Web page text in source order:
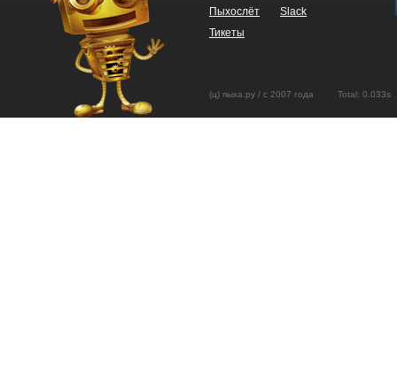
Пыхослёт
Slack
Тикеты
(ц) пыха.ру / с 2007 года Total: